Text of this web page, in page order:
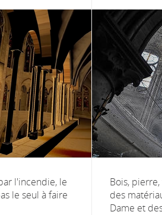
l'incendie, le
le seul à faire
Bois,
des
Dame et